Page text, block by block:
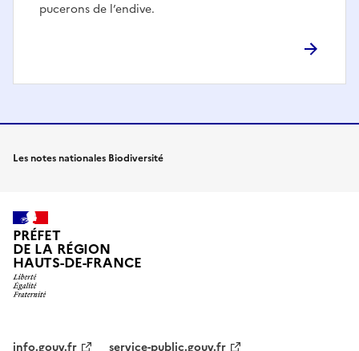
pucerons de l’endive.
Les notes nationales Biodiversité
PRÉFET
DE LA RÉGION
HAUTS-DE-FRANCE
info.gouv.fr service-public.gouv.fr